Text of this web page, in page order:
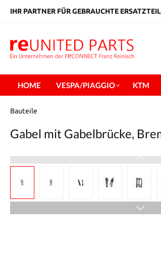
springen
IHR PARTNER FÜR GEBRAUCHTE
HOME VESPA/PIAGGIO KTM
Bauteile
Gabel mit Gabelbrücke,